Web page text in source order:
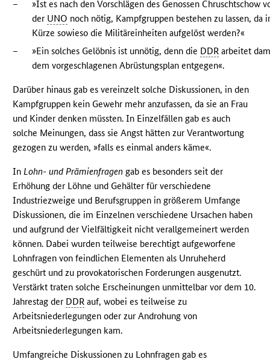
–
»Ist es nach den Vorschlägen des Genossen Chruschtschow
der UNO noch nötig, Kampfgruppen bestehen zu lassen, da
Kürze sowieso die Militäreinheiten aufgelöst werden?«
–
»Ein solches Gelöbnis ist unnötig, denn die DDR arbeitet
dem vorgeschlagenen Abrüstungsplan entgegen«.
Darüber hinaus gab es vereinzelt solche Diskussionen, in den
Kampfgruppen kein Gewehr mehr anzufassen, da sie an Frau
und Kinder denken müssten. In Einzelfällen gab es auch
solche Meinungen, dass sie Angst hätten zur Verantwortung
gezogen zu werden, »falls es einmal anders käme«.
In Lohn- und Prämienfragen gab es besonders seit der
Erhöhung der Löhne und Gehälter für verschiedene
Industriezweige und Berufsgruppen in größerem Umfange
Diskussionen, die im Einzelnen verschiedene Ursachen haben
und aufgrund der Vielfältigkeit nicht verallgemeinert werden
können. Dabei wurden teilweise berechtigt aufgeworfene
Lohnfragen von feindlichen Elementen als Unruheherd
geschürt und zu provokatorischen Forderungen ausgenutzt.
Verstärkt traten solche Erscheinungen unmittelbar vor dem 10.
Jahrestag der DDR auf, wobei es teilweise zu
Arbeitsniederlegungen oder zur Androhung von
Arbeitsniederlegungen kam.
Umfangreiche Diskussionen zu Lohnfragen gab es